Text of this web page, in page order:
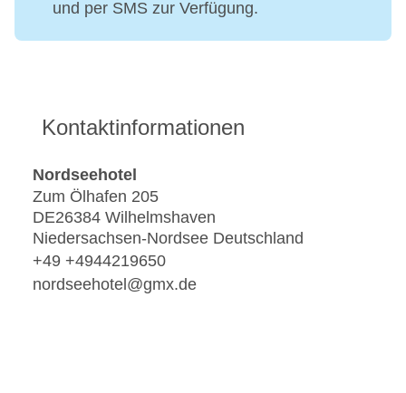
und per SMS zur Verfügung.
Kontaktinformationen
Nordseehotel
Zum Ölhafen 205
DE26384 Wilhelmshaven
Niedersachsen-Nordsee Deutschland
+49 +4944219650
nordseehotel@gmx.de